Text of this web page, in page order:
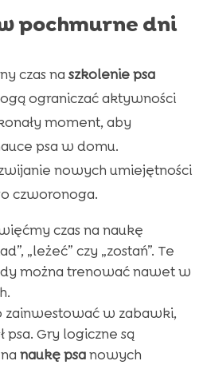
pochmurne dni
czas na szkolenie psa
ograniczać aktywności
moment, aby
psa w domu.
nowych umiejętności
czworonoga.
czas na naukę
„leżeć” czy „zostań”. Te
można trenować nawet w
zainwestować w zabawki,
psa. Gry logiczne są
naukę psanowych